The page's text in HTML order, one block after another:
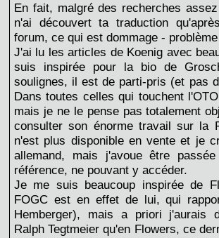
En fait, malgré des recherches
n'ai découvert ta traduction
forum, ce qui est dommage -
J'ai lu les articles de Koenig avec
suis inspirée pour la bio de
soulignes, il est de parti-pris (et pas
Dans toutes celles qui touchent
mais je ne le pense pas totalement
consulter son énorme travail sur la
n'est plus disponible en vente et je
allemand, mais j'avoue être
référence, ne pouvant y accéder.
Je me suis beaucoup inspirée de
FOGC est en effet de lui, qui
Hemberger), mais a priori j'aurais
Ralph Tegtmeier qu'en Flowers, ce